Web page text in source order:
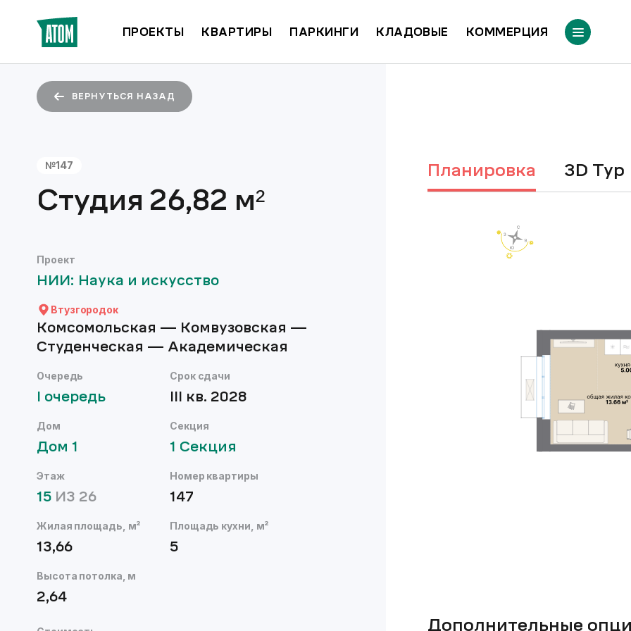
ПРОЕКТЫ КВАРТИРЫ ПАРКИНГИ КЛАДОВЫЕ КОММЕРЦИЯ
ВЕРНУТЬСЯ НАЗАД
№147
Студия 26,82 м²
Проект
НИИ: Наука и искусство
Втузгородок
Комсомольская — Комвузовская —
Студенческая — Академическая
Очередь
I очередь
Срок сдачи
III кв. 2028
Дом
Дом 1
Секция
1 Секция
Этаж
15 ИЗ 26
Номер квартиры
147
Жилая площадь, м²
13,66
Площадь кухни, м²
5
Высота потолка, м
2,64
Планировка 3D Тур
Дополнительные